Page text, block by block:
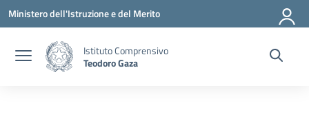
Vai ai contenuti
Vai al menu di navigazione
Vai al footer
Ministero dell'Istruzione e del Merito
Istituto Comprensivo
Teodoro Gaza